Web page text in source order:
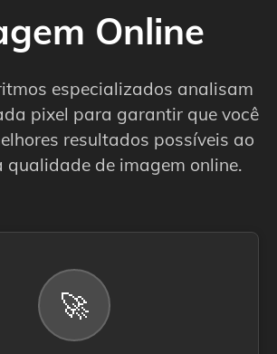
Online
especializados analisam
pixel para garantir que você
resultados possíveis ao
qualidade de imagem online.
🚀